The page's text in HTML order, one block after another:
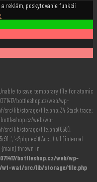
reklám, poskytovanie funkcií
to save temporary file for atomic
bottleshop.cz/web/wp-
lib/storage/file.php:34 Stack trace:
web/wp-
src/lib/storage/file.php(658):
'<?php exit('Acc...') #1 [internal
{main} thrown in
bottleshop.cz/web/wp-
wf-waf/src/lib/storage/file.php